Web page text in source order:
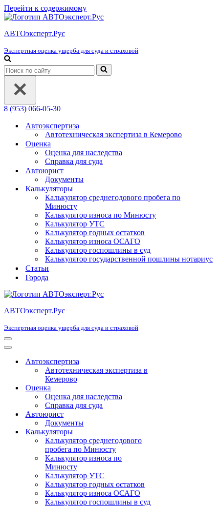
Перейти к содержимому
АВТОэксперт.Рус
Экспертная оценка ущерба для суда и страховой
Искать...
8 (953) 066-05-30
Автоэкспертиза
Автотехническая экспертиза в Кемерово
Оценка
Оценка для наследства
Справка для суда
Автоюрист
Документы
Калькуляторы
Калькулятор среднегодового пробега по
Минюсту
Калькулятор износа по Минюсту
Калькулятор УТС
Калькулятор годных остатков
Калькулятор износа ОСАГО
Калькулятор госпошлины в суд
Калькулятор государственной пошлины нотариус
Статьи
Города
АВТОэксперт.Рус
Экспертная оценка ущерба для суда и страховой
Меню
навигации
Меню
навигацииАвтоэкспертиза
Автотехническая экспертиза в
Кемерово
Оценка
Оценка для наследства
Справка для суда
Автоюрист
Документы
Калькуляторы
Калькулятор среднегодового
пробега по Минюсту
Калькулятор износа по
Минюсту
Калькулятор УТС
Калькулятор годных остатков
Калькулятор износа ОСАГО
Калькулятор госпошлины в суд